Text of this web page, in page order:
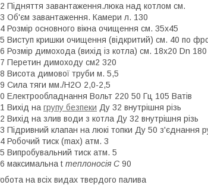
Підняття завантаження.люка над котлом см.
Об'єм завантаження. Камери л. 130
Розмір основного вікна очищення см. 35х45
Виступ кришки очищення (відкритий) см. 40 по
Розмір димохода (вихід із котла) см. 18х20 Dn
Перетин димоходу см2 320
Висота димової труби м. 5,5
Сила тяги мм./Н2О 2,0-2,5
Електрообладнання Вольт 220 50 Гц 105 Ватів
Вихід на групу безпеки Ду 32 внутрішня різь
Вихід на злив води з котла Ду 32 внутрішня різь
Підривний клапан на люкі топки Ду 50 з'єднання
Робочий тиск (max) атм. 3
Випробувальний тиск атм. 5
максимальна t теплоносія С 90
на всіх видах твердого палива